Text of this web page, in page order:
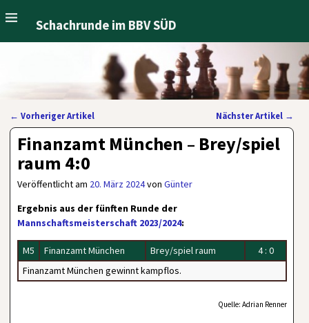
Schachrunde im BBV SÜD
Artikelnavigation
← Vorheriger Artikel Nächster Artikel →
Finanzamt München – Brey/spiel
raum 4:0
Veröffentlicht am 20. März 2024vonGünter
Ergebnis aus der fünften Runde der
Mannschaftsmeisterschaft 2023/2024:
M5 Finanzamt München Brey/spiel raum
4 : 0
Finanzamt München gewinnt kampflos.
Quelle: Adrian Renner